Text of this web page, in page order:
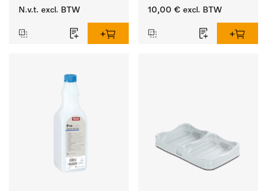
N.v.t. excl. BTW
hardnekkige kalkaanslag.
10,00 € excl. BTW